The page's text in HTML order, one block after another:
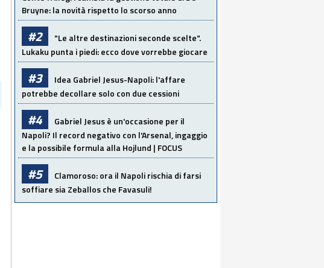
Bruyne: la novità rispetto lo scorso anno
#2
"Le altre destinazioni seconde scelte".
Lukaku punta i piedi: ecco dove vorrebbe giocare
#3
Idea Gabriel Jesus-Napoli: l'affare
potrebbe decollare solo con due cessioni
#4
Gabriel Jesus è un'occasione per il
Napoli? Il record negativo con l'Arsenal, ingaggio
e la possibile formula alla Hojlund | FOCUS
#5
Clamoroso: ora il Napoli rischia di farsi
soffiare sia Zeballos che Favasuli!